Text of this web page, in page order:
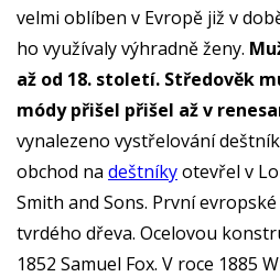
velmi oblíben v Evropě již v
ho využívaly výhradně ženy.
až od 18. století. Středověk
módy přišel přišel až v
vynalezeno vystřelování
obchod na deštníkyotevřel v
Smith and Sons. První
tvrdého dřeva. Ocelovou
1852 Samuel Fox. V roce 1885